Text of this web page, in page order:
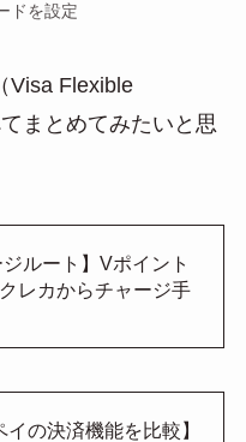
ドを設定
Visa Flexible
まとめてみたいと思
ジルート】Vポイント
レカからチャージ手
イの決済機能を比較】